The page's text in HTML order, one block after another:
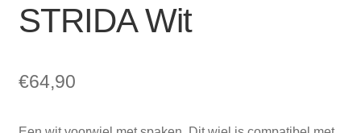
STRIDA Wit
€64,90